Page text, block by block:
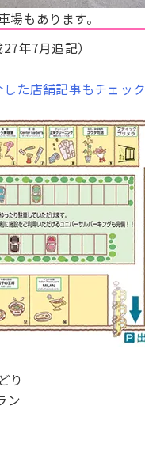
もあります。
27年7月追記）
した店舗記事もチェック
り
ン